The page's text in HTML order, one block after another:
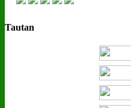
Tautan